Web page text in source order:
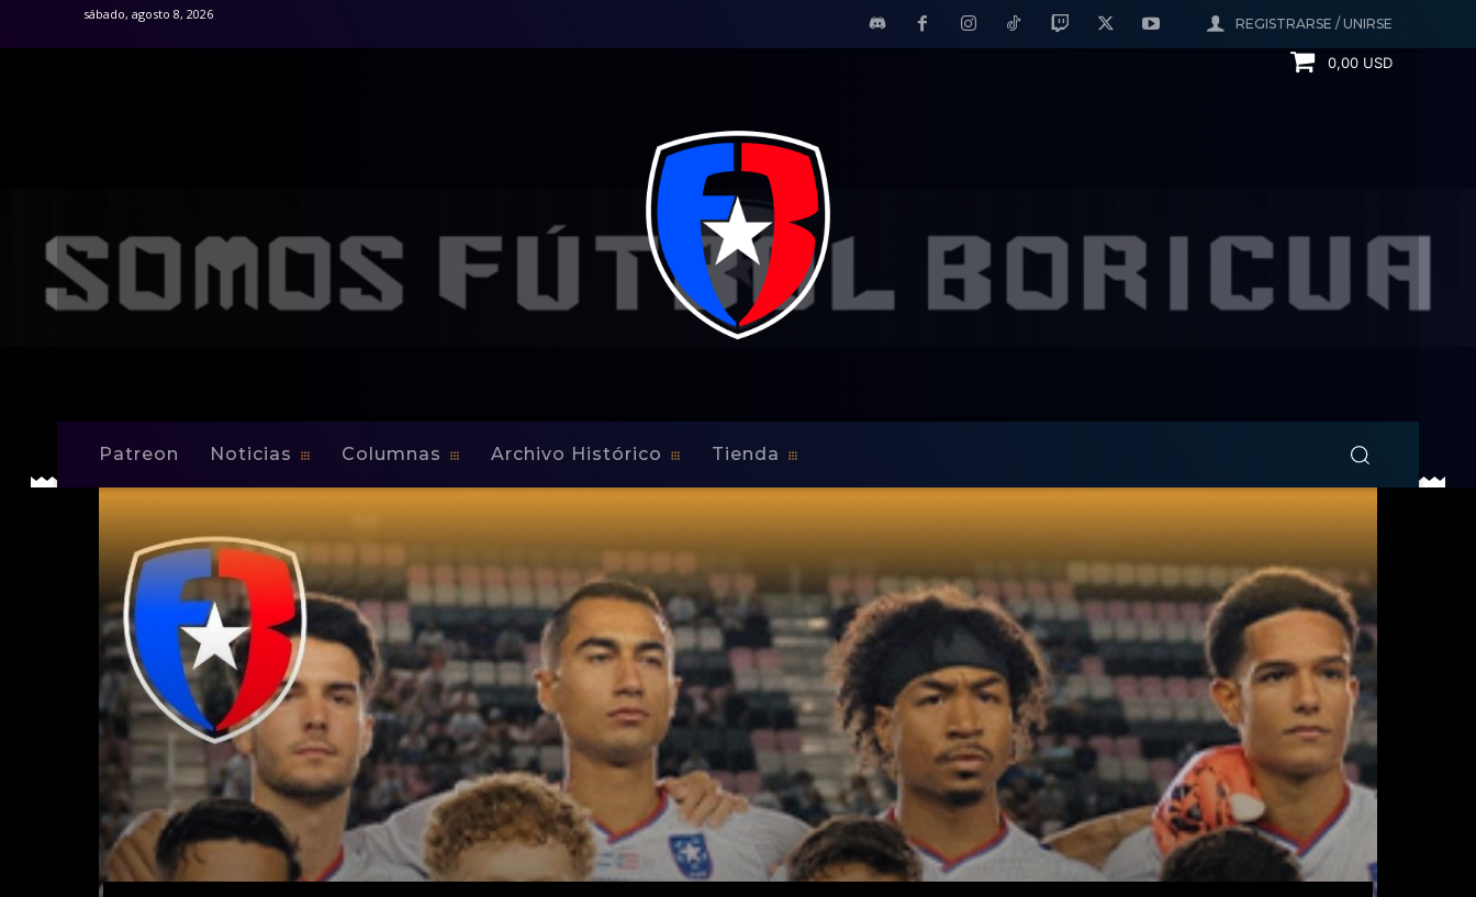
REGISTRARSE / UNIRSE
sábado, agosto 8, 2026
0,00 USD
Patreon Noticias Columnas Archivo Histórico Tienda